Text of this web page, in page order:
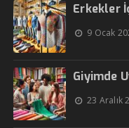
Erkekler
9 Ocak
Giyimde
23 Aralık